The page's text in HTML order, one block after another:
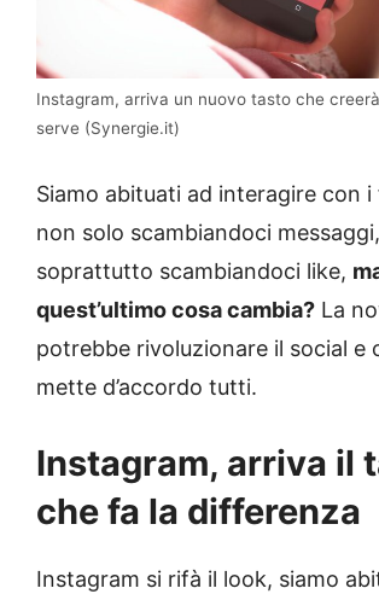
Instagram, arriva un nuovo tasto che
serve (Synergie.it)
Siamo abituati ad interagire con
non solo scambiandoci
soprattutto scambiandoci like,
quest’ultimo cosa cambia? La
potrebbe rivoluzionare il social e
mette d’accordo tutti.
Instagram, arriva il
che fa la differenza
Instagram si rifà il look, siamo